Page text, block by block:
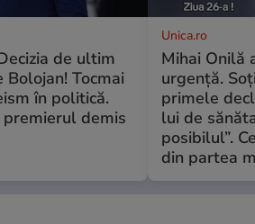
de ultim
Tocmai
în politică.
demis
Unica.ro
Mihai Onilă
urgență.
primele
lui de
posibilul”.
din partea